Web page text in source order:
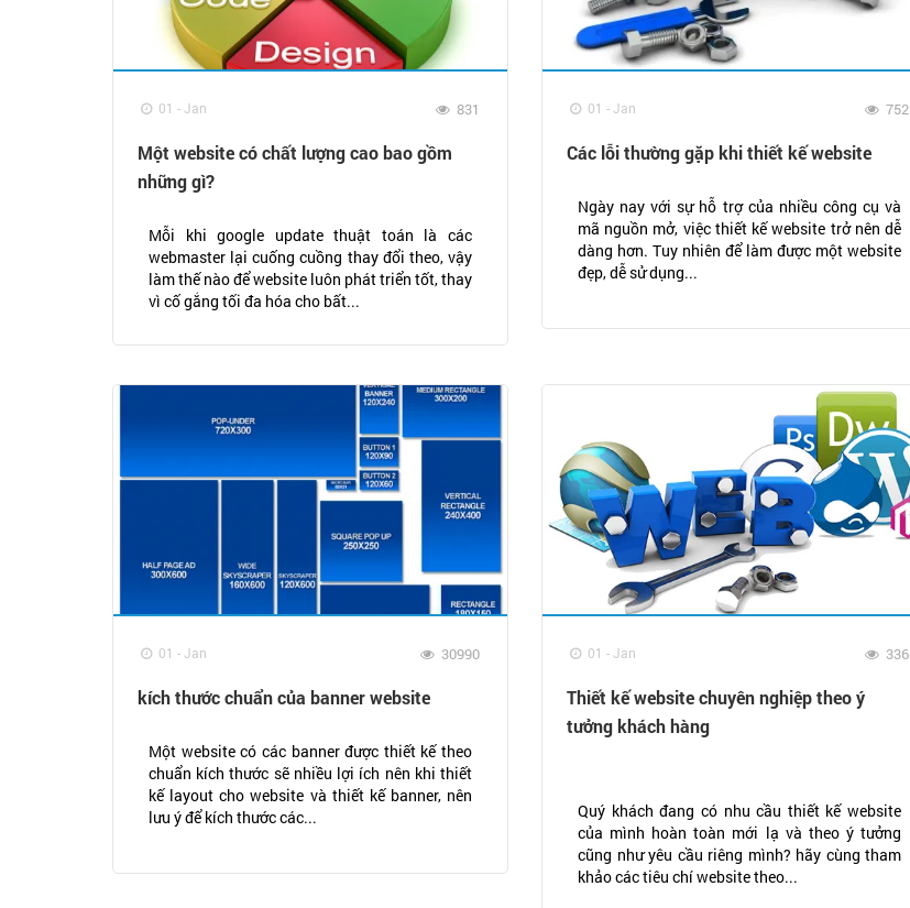
01 - Jan 831
Một website có chất lượng cao bao gồm
những gì?
Mỗi khi google update thuật toán là các
webmaster lại cuống cuồng thay đổi theo, vậy
làm thế nào để website luôn phát triển tốt, thay
vì cố gắng tối đa hóa cho bất...
01 - Jan 752
Các lỗi thường gặp khi thiết kế website
Ngày nay với sự hỗ trợ của nhiều công cụ và
mã nguồn mở, việc thiết kế website trở nên dễ
dàng hơn. Tuy nhiên để làm được một website
đẹp, dễ sử dụng...
01 - Jan 30990
kích thước chuẩn của banner website
Một website có các banner được thiết kế theo
chuẩn kích thước sẽ nhiều lợi ích nên khi thiết
kế layout cho website và thiết kế banner, nên
lưu ý để kích thước các...
01 - Jan 336
Thiết kế website chuyên nghiệp theo ý
tưởng khách hàng
Quý khách đang có nhu cầu thiết kế website
của mình hoàn toàn mới lạ và theo ý tưởng
cũng như yêu cầu riêng mình? hãy cùng tham
khảo các tiêu chí website theo...